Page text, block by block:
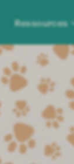
Ressources